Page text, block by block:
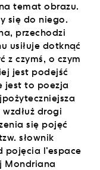
temat obrazu.
się do niego.
przechodzi
usiłuje dotknąć
z czymś, o czym
jest podejść
jest to poezja
drogi
się pojęć
słownik
pojęcia l’espace
Mondriana